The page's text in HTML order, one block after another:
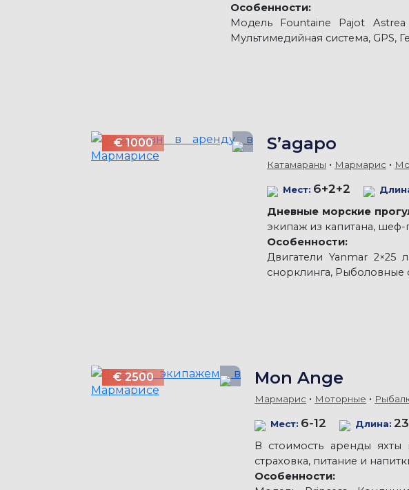
Особенности:
Модель Fountaine Pajot
Мультимедийная система, GPS,
€ 1000 S’agapo
Катамараны Мармарис
Мест: 6+2+2
Дневные морские
экипаж из капитана, шеф-
Особенности:
Двигатели Yanmar 2×25
снорклинга, Рыболовные
€ 2500 Mon Ange
Мармарис Моторные
Мест: 6-12 Длина:
В стоимость аренды
страховка, питание и
Особенности: